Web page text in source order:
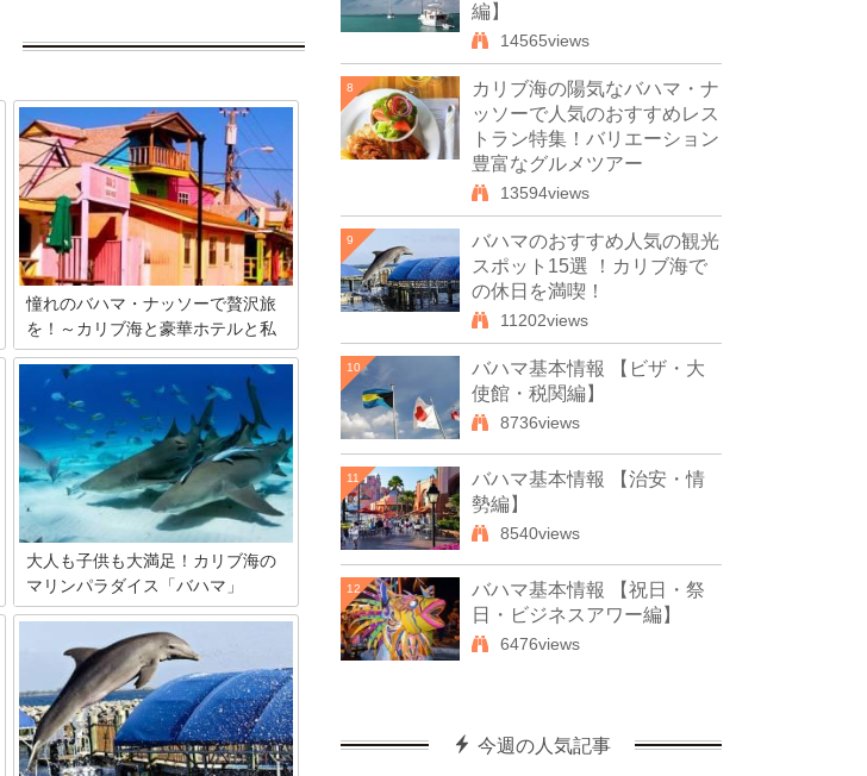
憧れのバハマ・ナッソーで贅沢旅
を！～カリブ海と豪華ホテルと私
～
ここ近年、ハネムーン旅行の行き先とし
て人気急上昇中のカリブ海に浮かぶ美し
い島国バハマ。同国内の秘境、ロングア
イランドを最終目的地とし、そのついで
に立ち寄った首都ナッソーの街について
の個人旅行記をTapTrip編集長よりお届
けいたします♡
大人も子供も大満足！カリブ海の
マリンパラダイス「バハマ」
カリブ海の北に位置し約700の島々と
2500の岩礁からなる国バハマ。欧米人の
リゾートとして名高いこの国は日本人に
は知られていない魅力がいっぱい！そん
なバハマで行っておきたい・やっておき
たい6つのポイントを教えちゃいます！
編】
14565views
8
カリブ海の陽気なバハマ・ナ
ッソーで人気のおすすめレス
トラン特集！バリエーション
豊富なグルメツアー
13594views
9
バハマのおすすめ人気の観光
スポット15選 ！カリブ海で
の休日を満喫！
11202views
10
バハマ基本情報 【ビザ・大
使館・税関編】
8736views
11
バハマ基本情報 【治安・情
勢編】
8540views
12
バハマ基本情報 【祝日・祭
日・ビジネスアワー編】
6476views
今週の人気記事